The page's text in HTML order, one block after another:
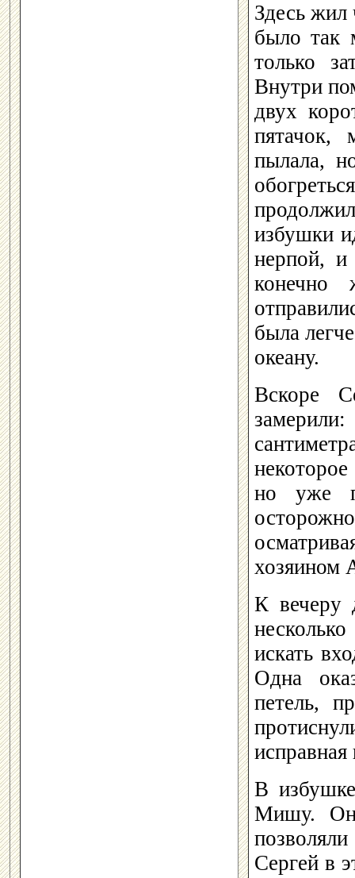
Здесь жил
было так
только
Внутри
двух
пятачок,
пылала,
избушки
нерпой, и
конечно
была
океану.
Вскоре
но уже
хозяином
К вечеру
искать
Одна
петель,
исправная
В
Мишу. Он
Сергей в